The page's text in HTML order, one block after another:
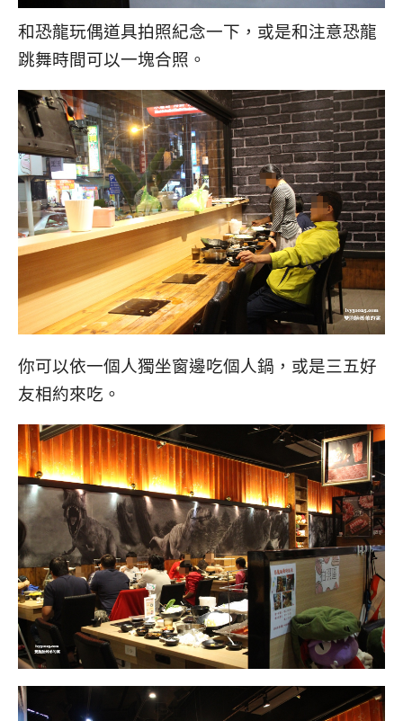
和恐龍玩偶道具拍照紀念一下，或是和注意恐龍
跳舞時間可以一塊合照。
你可以依一個人獨坐窗邊吃個人鍋，或是三五好
友相約來吃。